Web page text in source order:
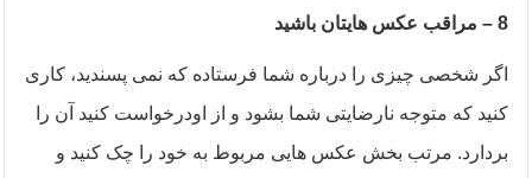
8 – مراقب عکس هایتان باشید
اگر شخصی چیزی را درباره شما فرستاده که نمی پسندید، کاری
کنید که متوجه نارضایتی شما بشود و از اودرخواست کنید آن را
بردارد. مرتب بخش عکس هایی مربوط به خود را چک کنید و